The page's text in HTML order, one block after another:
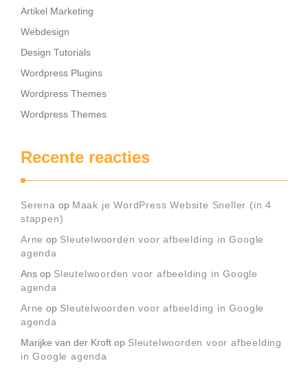
Artikel Marketing
Webdesign
Design Tutorials
Wordpress Plugins
Wordpress Themes
Wordpress Themes
Recente reacties
Serena op Maak je WordPress Website Sneller (in 4
stappen)
Arne op Sleutelwoorden voor afbeelding in Google
agenda
Ans op Sleutelwoorden voor afbeelding in Google
agenda
Arne op Sleutelwoorden voor afbeelding in Google
agenda
Marijke van der Kroft op Sleutelwoorden voor afbeelding
in Google agenda